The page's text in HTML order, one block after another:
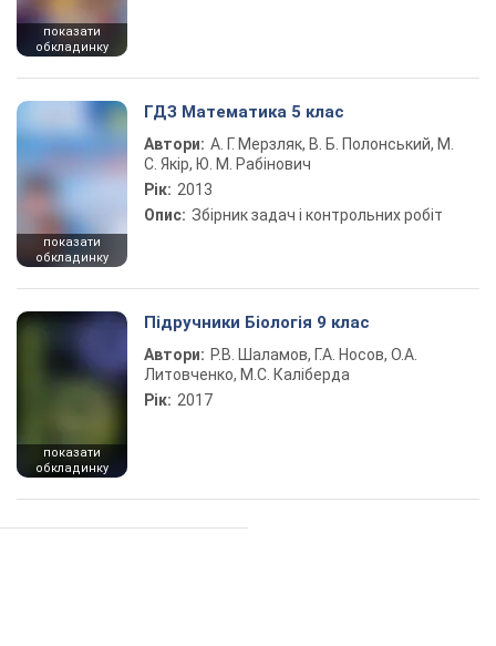
показати
обкладинку
показати
обкладинку
ГДЗ Математика 5 клас
Автори: А. Г. Мерзляк, В. Б. Полонський, М.
С. Якір, Ю. М. Рабінович
Рік: 2013
Опис: Збірник задач і контрольних робіт
показати
обкладинку
Підручники Біологія 9 клас
Автори: Р.В. Шаламов, Г.А. Носов, О.А.
Литовченко, М.С. Каліберда
Рік: 2017